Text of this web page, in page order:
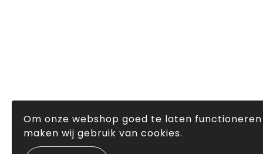
Om onze webshop goed te laten functioneren
maken wij gebruik van cookies.